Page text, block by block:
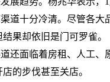
道十分冷清。尽管各大
果却依旧是门可罗雀。
还面临着房租、人工、
的步伐甚至关店。